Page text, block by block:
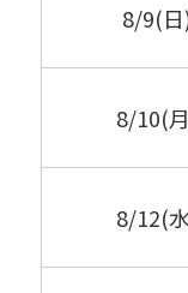
8/9(
8/10(
8/12(